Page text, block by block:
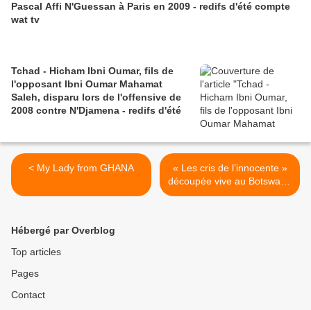
Pascal Affi N'Guessan à Paris en 2009 - redifs d'été compte
wat tv
Tchad - Hicham Ibni Oumar, fils de
l'opposant Ibni Oumar Mahamat
Saleh, disparu lors de l'offensive de
2008 contre N'Djamena - redifs d'été
< My Lady from GHANA
« Les cris de l’innocente »
découpée vive au Botswana
>
Hébergé par Overblog
Top articles
Pages
Contact